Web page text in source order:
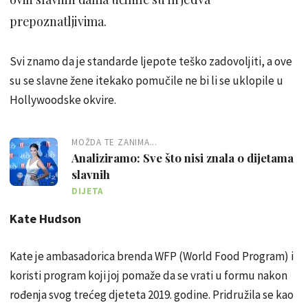
prepoznatljivima.
Svi znamo da je standarde ljepote teško zadovoljiti, a ove
su se slavne žene itekako pomučile ne bi li se uklopile u
Hollywoodske okvire.
MOŽDA TE ZANIMA...
Analiziramo: Sve što nisi znala o dijetama
slavnih
DIJETA
Kate Hudson
Kate je ambasadorica brenda WFP (World Food Program) i
koristi program koji joj pomaže da se vrati u formu nakon
rođenja svog trećeg djeteta 2019. godine. Pridružila se kao